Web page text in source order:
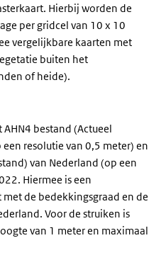
Hierbij worden de
per gridcel van 10 x 10
vergelijkbare kaarten met
buiten het
of heide).
bestand (Actueel
resolutie van 0,5 meter) en
van Nederland (op een
Hiermee is een
de bedekkingsgraad en de
Voor de struiken is
van 1 meter en maximaal